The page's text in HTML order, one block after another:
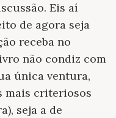
Eis aí
de agora seja
receba no
não condiz com
única ventura,
mais criteriosos
seja a de